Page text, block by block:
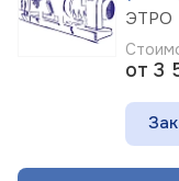
ЭТРО
от 3